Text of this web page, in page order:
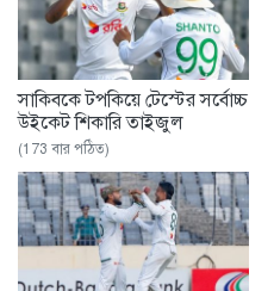
সাকিবকে টপকিয়ে টেস্টের সর্বোচ্চ
উইকেট শিকারি তাইজুল
(173 বার পঠিত)